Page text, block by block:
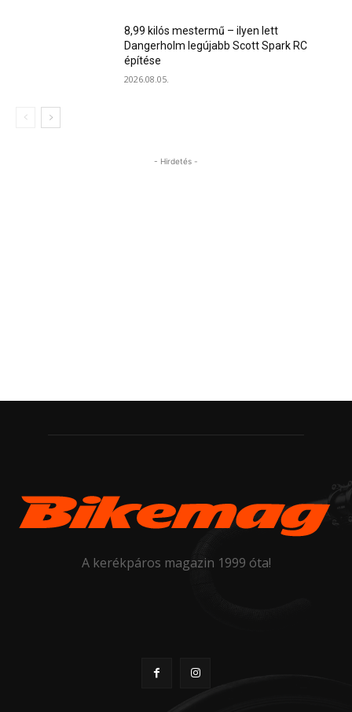
8,99 kilós mestermű – ilyen lett
Dangerholm legújabb Scott Spark RC
építése
2026.08.05.
- Hirdetés -
A kerékpáros magazin 1999 óta!